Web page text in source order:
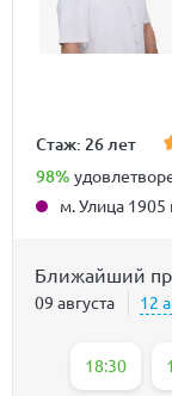
Стаж: 26 лет
98%
м. Улица 1905
Ближайший
09 августа 12
18:30